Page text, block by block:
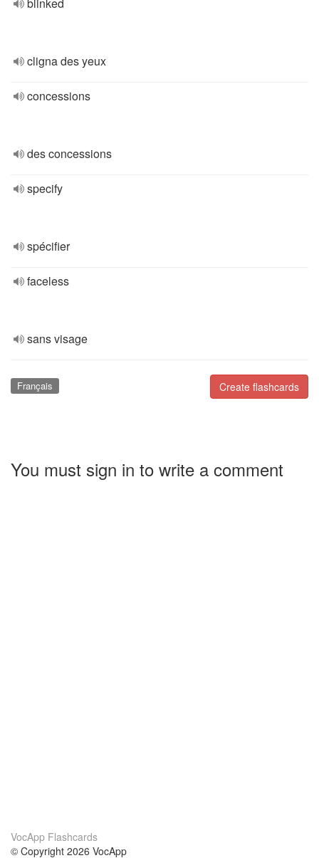
cligna des yeux
concessions
des concessions
specify
spécifier
faceless
sans visage
Create flashcards
Français
You must sign in to write a comment
VocApp Flashcards
© Copyright 2026 VocApp